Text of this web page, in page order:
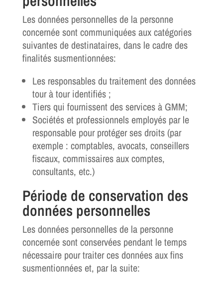
Les données personnelles de la personne
concernée sont communiquées aux catégories
suivantes de destinataires, dans le cadre des
finalités susmentionnées:
Les responsables du traitement des données
tour à tour identifiés ;
Tiers qui fournissent des services à GMM;
Sociétés et professionnels employés par le
responsable pour protéger ses droits (par
exemple : comptables, avocats, conseillers
fiscaux, commissaires aux comptes,
consultants, etc.)
Période de conservation des
données personnelles
Les données personnelles de la personne
concernée sont conservées pendant le temps
nécessaire pour traiter ces données aux fins
susmentionnées et, par la suite: